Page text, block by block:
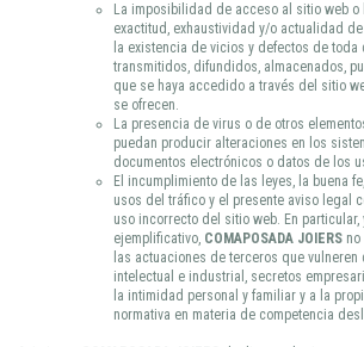
La imposibilidad de acceso al sitio web
exactitud, exhaustividad y/o actualidad
la existencia de vicios y defectos de
transmitidos, difundidos, almacenados,
que se haya accedido a través del sitio
se ofrecen.
La presencia de virus o de otros
puedan producir alteraciones en los
documentos electrónicos o datos de los
El incumplimiento de las leyes, la buena
usos del tráfico y el presente aviso legal
uso incorrecto del sitio web. En particular,
ejemplificativo, COMAPOSADA JOIERS
las actuaciones de terceros que
intelectual e industrial, secretos
la intimidad personal y familiar y a la
normativa en materia de competencia